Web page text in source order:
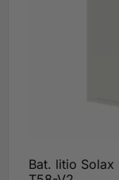
Bat. litio Solax